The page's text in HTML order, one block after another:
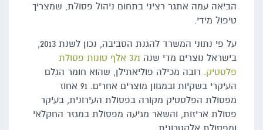
הביאה עמה אתגר רציני בתחום ניהול פסולת, שמצריך
טיפול מידי.
על פי נתוני המשרד להגנת הסביבה, נכון לשנת 2013,
בישראל נוצרים מדי שנה
371 אלף טונות פסולת
פלסטיק. רובה מכילה פוליאתילן, שהוא חומר הגלם
העיקרי בשקיות ובמגוון מוצרים אחרים. 91 אחוז
מפסולת הפלסטיק מקורה בפסולת העירונית, בעיקר
פסולת אריזות, והשאר מגיעה מפסולת במגזר החקלאי